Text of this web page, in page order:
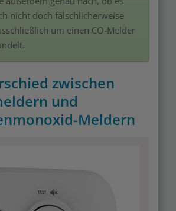
nicht doch fälschlicherweise
um einen CO-Melder
zwischen
und
Meldern